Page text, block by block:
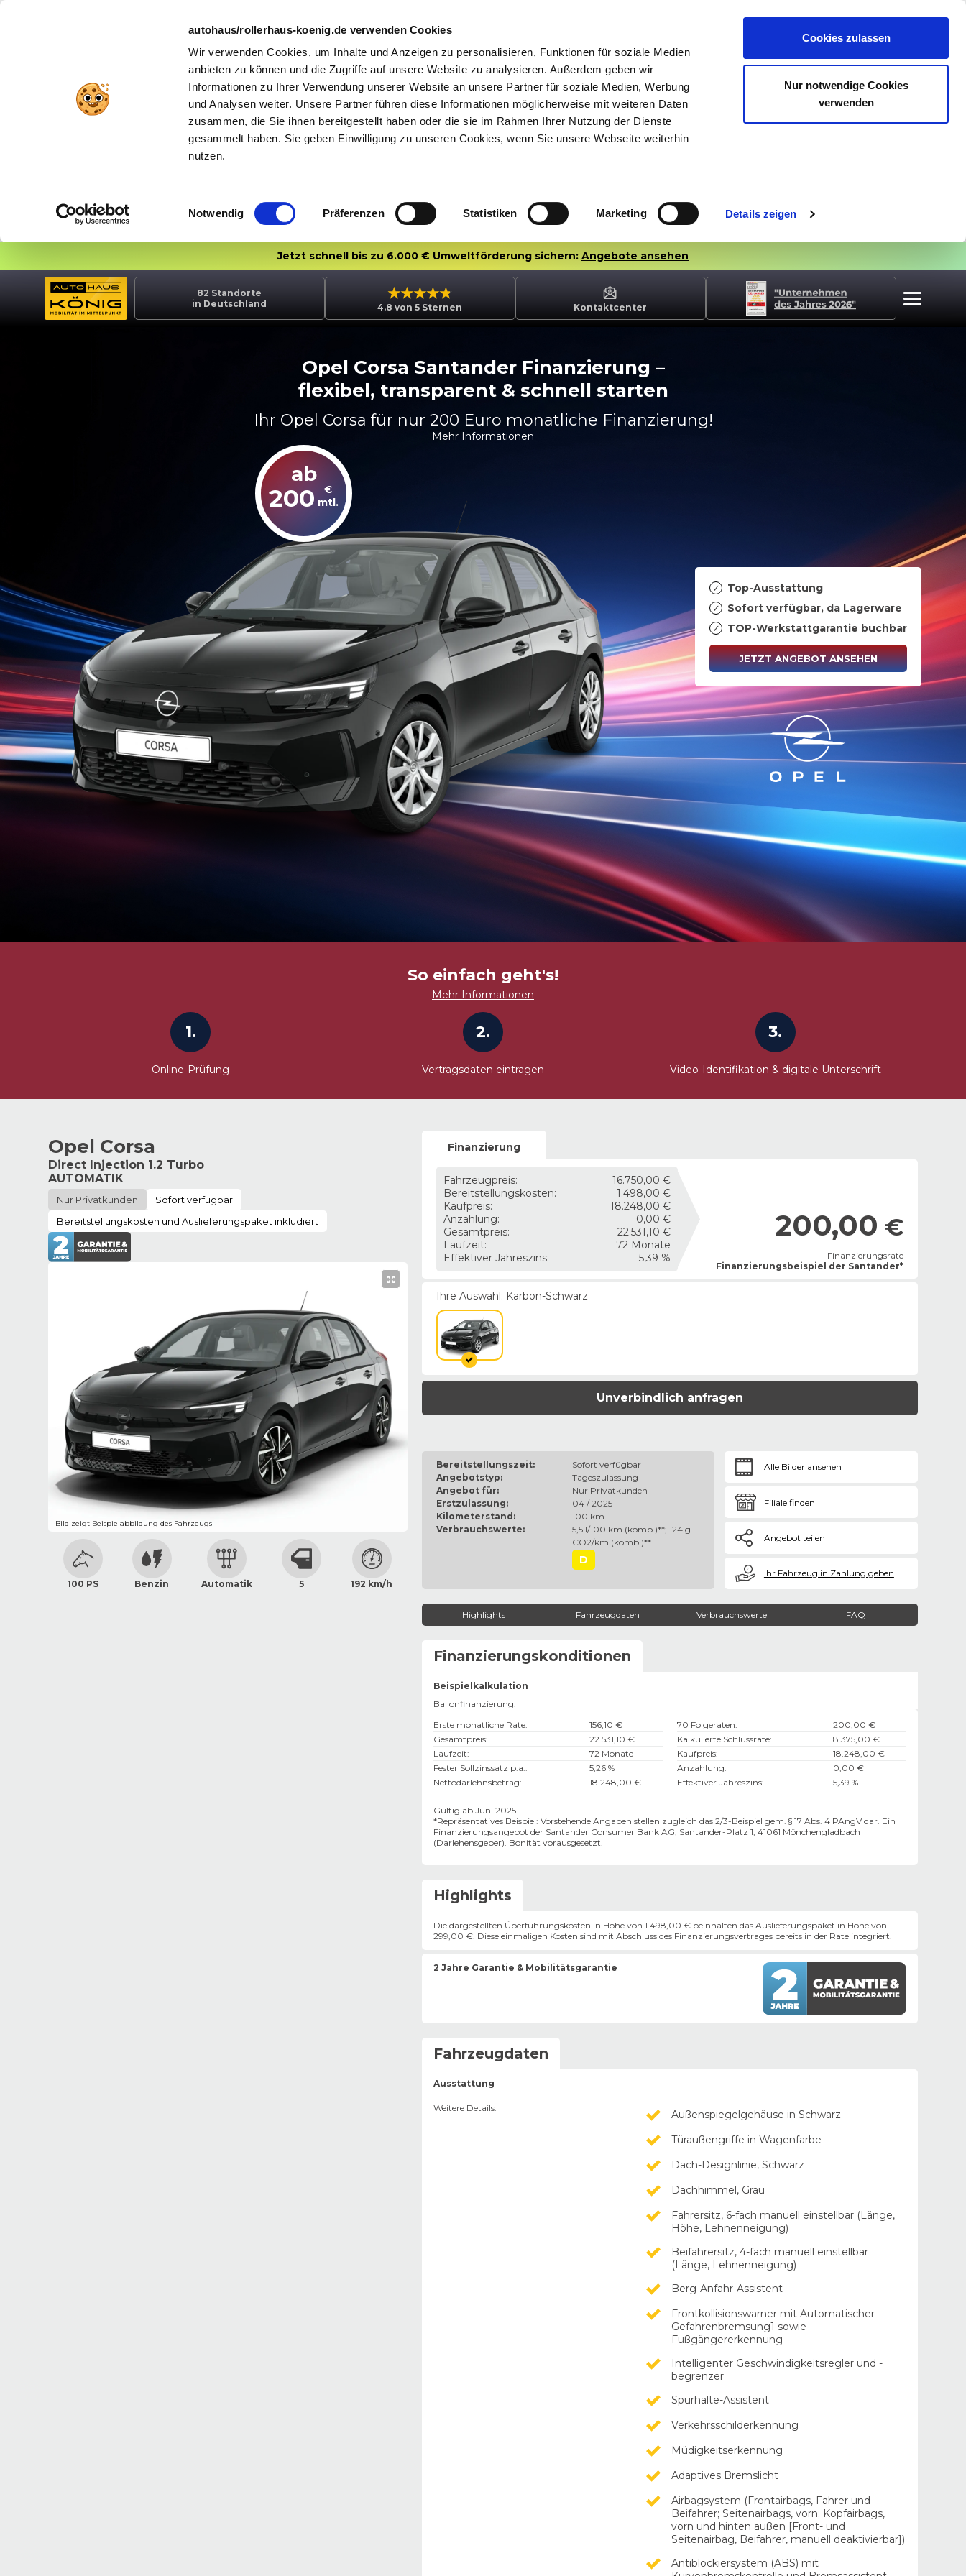
autohaus/rollerhaus-koenig.de verwenden Cookies
Wir verwenden Cookies, um Inhalte und Anzeigen zu personalisieren, Funktionen für soziale Medien
anbieten zu können und die Zugriffe auf unsere Website zu analysieren. Außerdem geben wir
Informationen zu Ihrer Verwendung unserer Website an unsere Partner für soziale Medien, Werbung
und Analysen weiter. Unsere Partner führen diese Informationen möglicherweise mit weiteren Daten
zusammen, die Sie ihnen bereitgestellt haben oder die sie im Rahmen Ihrer Nutzung der Dienste
gesammelt haben. Sie geben Einwilligung zu unseren Cookies, wenn Sie unsere Webseite weiterhin
nutzen.
Einwilligungsauswahl
Notwendig Präferenzen Statistiken Marketing Details zeigen
Cookies zulassen
Nur notwendige Cookies
verwenden
Jetzt schnell bis zu 6.000 € Umweltförderung sichern: Angebote ansehen
82 Standorte
in Deutschland
4.8 von 5 Sternen Kontaktcenter
Opel Corsa Santander Finanzierung –
flexibel, transparent & schnell starten
Ihr Opel Corsa für nur 200 Euro monatliche Finanzierung!
Mehr Informationen
ab
200
€
mtl.
Top-Ausstattung
Sofort verfügbar, da Lagerware
TOP-Werkstattgarantie buchbar
JETZT ANGEBOT ANSEHEN
So einfach geht's!
Mehr Informationen
1.
Online-Prüfung
2.
Vertragsdaten eintragen
3.
Video-Identifikation & digitale Unterschrift
Opel Corsa
Direct Injection 1.2 Turbo
AUTOMATIK
Nur Privatkunden
Sofort verfügbar
Bereitstellungskosten und Auslieferungspaket inkludiert
Bild zeigt Beispielabbildung des Fahrzeugs
100 PS Benzin Automatik 5 192 km/h
Finanzierung
Fahrzeugpreis:
16.750,00 €
Bereitstellungskosten:
1.498,00 €
Kaufpreis:
18.248,00 €
Anzahlung:
0,00 €
Gesamtpreis:
22.531,10 €
Laufzeit:
72 Monate
Effektiver Jahreszins: 5,39 %
200,00 €
Finanzierungsrate
Finanzierungsbeispiel der Santander*
Ihre Auswahl: Karbon-Schwarz
Unverbindlich anfragen
Bereitstellungszeit:
Sofort verfügbar
Angebotstyp:
Tageszulassung
Angebot für:
Nur Privatkunden
Erstzulassung:
04 / 2025
Kilometerstand:
100 km
Verbrauchswerte:
5,5 l/100 km (komb.)**; 124 g
CO2/km (komb.)**
D
Alle Bilder ansehen
Filiale finden
Angebot teilen
€ Ihr Fahrzeug in Zahlung geben
Highlights Fahrzeugdaten Verbrauchswerte FAQ
Finanzierungskonditionen
Beispielkalkulation
Ballonfinanzierung:
Erste monatliche Rate:
156,10 €
Gesamtpreis:
22.531,10 €
Laufzeit:
72 Monate
Fester Sollzinssatz p.a. :
5,26 %
Nettodarlehnsbetrag: 18.248,00 €
70 Folgeraten:
200,00 €
Kalkulierte Schlussrate:
8.375,00 €
Kaufpreis:
18.248,00 €
Anzahlung:
0,00 €
Effektiver Jahreszins: 5,39 %
Gültig ab Juni 2025
*Repräsentatives Beispiel: Vorstehende Angaben stellen zugleich das 2/3-Beispiel gem. § 17 Abs. 4 PAngV dar. Ein
Finanzierungsangebot der Santander Consumer Bank AG, Santander-Platz 1, 41061 Mönchengladbach
(Darlehensgeber). Bonität vorausgesetzt.
Highlights
Die dargestellten Überführungskosten in Höhe von 1.498,00 € beinhalten das Auslieferungspaket in Höhe von
299,00 €. Diese einmaligen Kosten sind mit Abschluss des Finanzierungsvertrages bereits in der Rate integriert.
2 Jahre Garantie & Mobilitätsgarantie
Fahrzeugdaten
Ausstattung
Weitere Details:
Außenspiegelgehäuse in Schwarz
Türaußengriffe in Wagenfarbe
Dach-Designlinie, Schwarz
Dachhimmel, Grau
Fahrersitz, 6-fach manuell einstellbar (Länge,
Höhe, Lehnenneigung)
Beifahrersitz, 4-fach manuell einstellbar
(Länge, Lehnenneigung)
Berg-Anfahr-Assistent
Frontkollisionswarner mit Automatischer
Gefahrenbremsung1 sowie
Fußgängererkennung
Intelligenter Geschwindigkeitsregler und -
begrenzer
Spurhalte-Assistent
Verkehrsschilderkennung
Müdigkeitserkennung
Adaptives Bremslicht
Airbagsystem (Frontairbags, Fahrer und
Beifahrer; Seitenairbags, vorn; Kopfairbags,
vorn und hinten außen [Front- und
Seitenairbag, Beifahrer, manuell deaktivierbar])
Antiblockiersystem (ABS) mit